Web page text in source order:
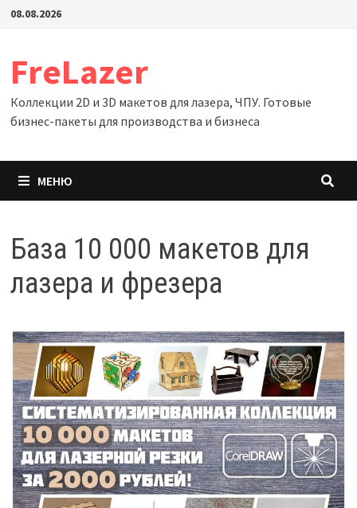
Перейти
08.08.2026
FreLazer
Коллекции 2D и 3D макетов для лазера, ЧПУ. Готовые
бизнес-пакеты для производства и бизнеса
МЕНЮ
База 10 000 макетов для
лазера и фрезера